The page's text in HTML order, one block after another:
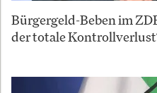
Bürgergeld-Beben im
der totale